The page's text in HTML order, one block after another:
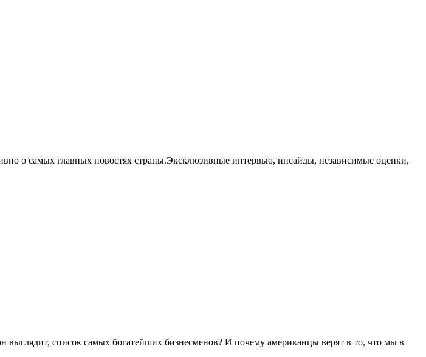
о самых главных новостях страны.Эксклюзивные интервью, инсайды, независимые оценки,
выглядит, список самых богатейших бизнесменов? И почему американцы верят в то, что мы в